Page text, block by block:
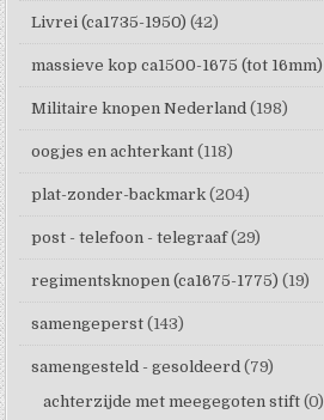
Livrei (ca1735-1950) (42)
massieve kop ca1500-1675 (tot 16mm)
Militaire knopen Nederland (198)
oogjes en achterkant (118)
plat-zonder-backmark (204)
post - telefoon - telegraaf (29)
regimentsknopen (ca1675-1775) (19)
samengeperst (143)
samengesteld - gesoldeerd (79)
achterzijde met meegegoten stift (0)